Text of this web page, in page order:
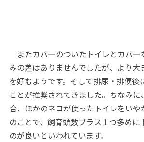
またカバーのついたトイレとカバー
みの差はありませんでしたが、より大
を好むようです。そして排尿・排便後
ことが推奨されてきました。ちなみに
合、ほかのネコが使ったトイレをいや
のことで、飼育頭数プラス１つ多めに
のが良いといわれています。